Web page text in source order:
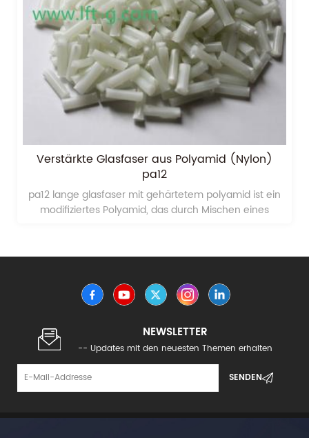
langes glasfaserverstärktes polyamid nylon
pa12
langes glasfaserverstärktes Polypropylenist eine Art
von technischen Kunststoffen aus
NEWSLETTER
-- Updates mit den neuesten Themen erhalten